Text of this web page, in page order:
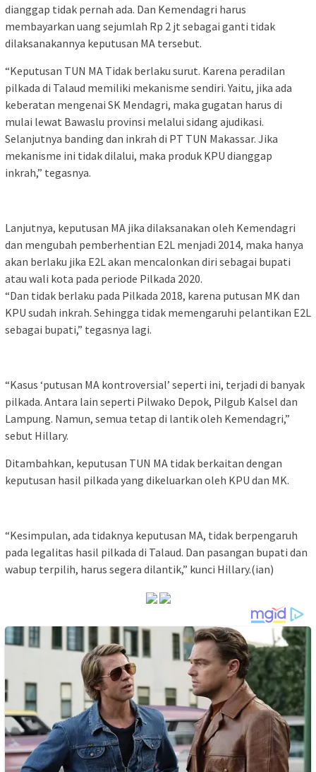
dianggap tidak pernah ada. Dan Kemendagri harus
membayarkan uang sejumlah Rp 2 jt sebagai ganti tidak
dilaksanakannya keputusan MA tersebut.
“Keputusan TUN MA Tidak berlaku surut. Karena peradilan
pilkada di Talaud memiliki mekanisme sendiri. Yaitu, jika ada
keberatan mengenai SK Mendagri, maka gugatan harus di
mulai lewat Bawaslu provinsi melalui sidang ajudikasi.
Selanjutnya banding dan inkrah di PT TUN Makassar. Jika
mekanisme ini tidak dilalui, maka produk KPU dianggap
inkrah,” tegasnya.
Lanjutnya, keputusan MA jika dilaksanakan oleh Kemendagri
dan mengubah pemberhentian E2L menjadi 2014, maka hanya
akan berlaku jika E2L akan mencalonkan diri sebagai bupati
atau wali kota pada periode Pilkada 2020.
“Dan tidak berlaku pada Pilkada 2018, karena putusan MK dan
KPU sudah inkrah. Sehingga tidak memengaruhi pelantikan E2L
sebagai bupati,” tegasnya lagi.
“Kasus ‘putusan MA kontroversial’ seperti ini, terjadi di banyak
pilkada. Antara lain seperti Pilwako Depok, Pilgub Kalsel dan
Lampung. Namun, semua tetap di lantik oleh Kemendagri,”
sebut Hillary.
Ditambahkan, keputusan TUN MA tidak berkaitan dengan
keputusan hasil pilkada yang dikeluarkan oleh KPU dan MK.
“Kesimpulan, ada tidaknya keputusan MA, tidak berpengaruh
pada legalitas hasil pilkada di Talaud. Dan pasangan bupati dan
wabup terpilih, harus segera dilantik,” kunci Hillary.(ian)